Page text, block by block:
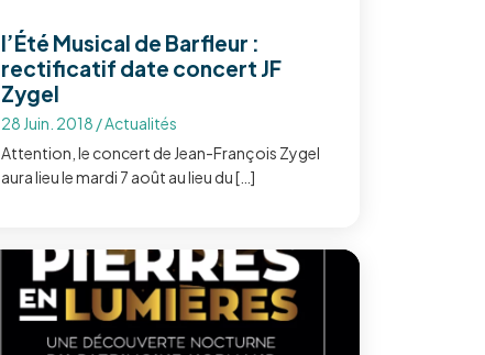
l’Été Musical de Barfleur :
rectificatif date concert JF
Zygel
28 Juin. 2018 /Actualités
Attention, le concert de Jean-François Zygel
aura lieu le mardi 7 août au lieu du […]